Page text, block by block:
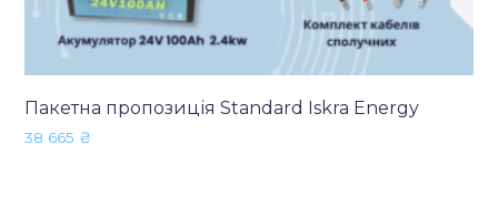
Пакетна пропозиція Standard Iskra Energy
38 665 ₴